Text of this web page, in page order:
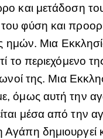
και μετάδοση
φύση και
ημών. Μια
το περιεχόμενο
της. Μια
όμως αυτή την
μέσα από την
δημιουργεί